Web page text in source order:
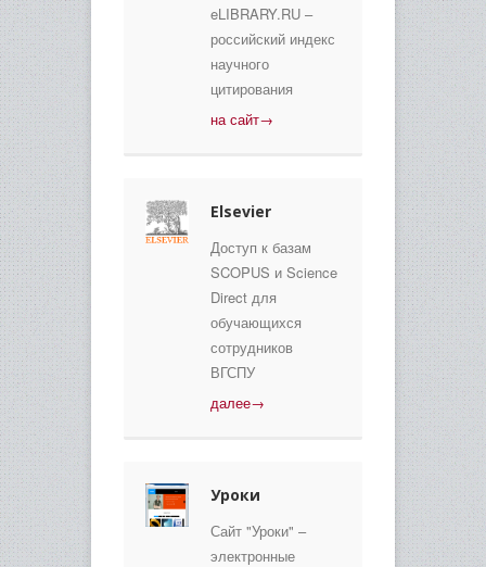
eLIBRARY.RU –
российский индекс
научного
цитирования
на сайт→
Elsevier
Доступ к базам
SCOPUS и Science
Direct для
обучающихся
сотрудников
ВГСПУ
далее→
Уроки
Сайт "Уроки" –
электронные